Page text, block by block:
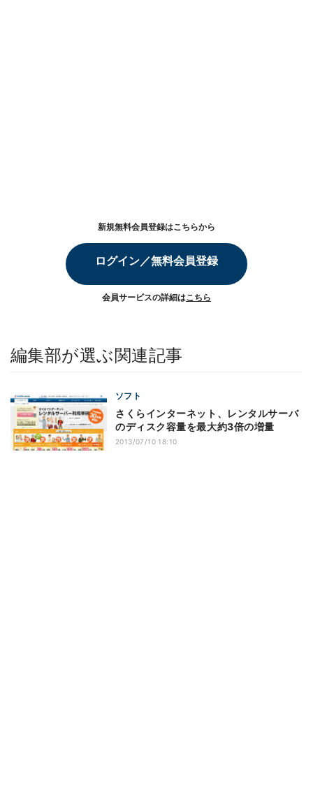
新規無料会員登録はこちらから
ログイン／無料会員登録
会員サービスの詳細はこちら
編集部が選ぶ関連記事
ソフト
さくらインターネット、レンタルサーバ
のディスク容量を最大約3倍の増量
2013/07/10 18:10